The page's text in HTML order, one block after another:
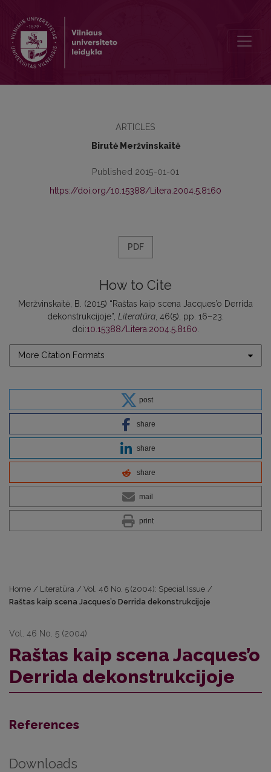
ARTICLES
Birutė Meržvinskaitė
Published 2015-01-01
https://doi.org/10.15388/Litera.2004.5.8160
PDF
How to Cite
Meržvinskaitė, B. (2015) “Raštas kaip scena Jacques’o Derrida
dekonstrukcijoje”, Literatūra , 46(5), pp. 16–23.
doi:10.15388/Litera.2004.5.8160
More Citation Formats
post
share
share
share
mail
print
Home / Literatūra / Vol. 46 No. 5 (2004): Special Issue /
Raštas kaip scena Jacques’o Derrida dekonstrukcijoje
Vol. 46 No. 5 (2004)
Raštas kaip scena Jacques’o
Derrida dekonstrukcijoje
References
Downloads